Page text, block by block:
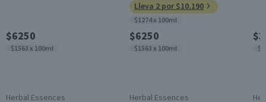
$6250
$1563 x 100ml
Herbal Essences
Lleva 2 por $10.190
$1274 x 100ml
$6250
$1563 x 100ml
Herbal Essences